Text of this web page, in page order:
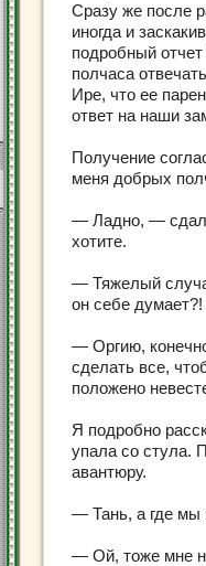
Сразу же после
иногда и
подробный
полчаса
Ире, что ее
ответ на наши
Получение
меня добрых
— Ладно, —
хотите.
— Тяжелый
он себе
— Оргию,
сделать все,
положено
Я подробно
упала со стула.
авантюру.
— Тань, а где мы
— Ой, тоже мне